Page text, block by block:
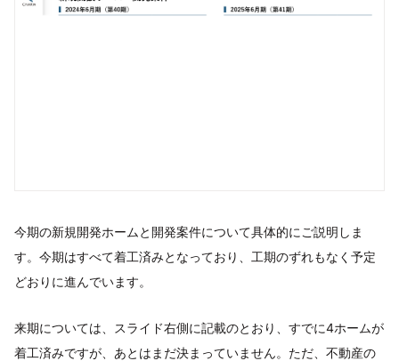
今期の新規開発ホームと開発案件について具体的にご説明しま
す。今期はすべて着工済みとなっており、工期のずれもなく予定
どおりに進んでいます。
来期については、スライド右側に記載のとおり、すでに4ホームが
着工済みですが、あとはまだ決まっていません。ただ、不動産の